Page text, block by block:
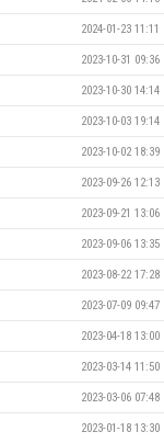
2024-01-23 11:11
2023-10-31 09:36
2023-10-30 14:14
2023-10-03 19:14
2023-10-02 18:39
2023-09-26 12:13
2023-09-21 13:06
2023-09-06 13:35
2023-08-22 17:28
2023-07-09 09:47
2023-04-18 13:00
2023-03-14 11:50
2023-03-06 07:48
2023-01-18 13:30